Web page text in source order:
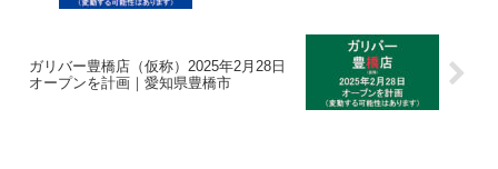
ガリバー豊橋店（仮称）2025年2月28日
オープンを計画｜愛知県豊橋市